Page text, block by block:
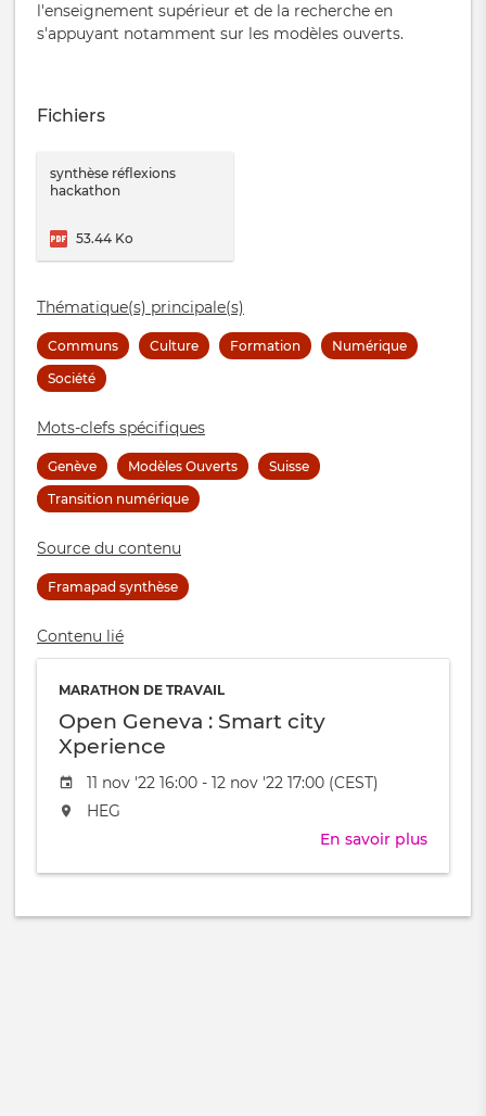
l'enseignement supérieur et de la recherche en
s'appuyant notamment sur les modèles ouverts.
Fichiers
synthèse réflexions
hackathon
53.44 Ko
Thématique(s) principale(s)
Communs Culture Formation
Numérique
Société
Mots-clefs spécifiques
Genève Modèles Ouverts
Suisse
Transition numérique
Source du contenu
Framapad synthèse
Contenu lié
MARATHON DE TRAVAIL
Open Geneva : Smart city
Xperience
Date
de
11 nov '22 16:00 - 12 nov '22 17:00 (CEST)
L'événement
au
à
HEG
En savoir plus